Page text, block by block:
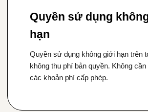
Quyền sử dụng
hạn
Quyền sử dụng không giới hạn trên
không thu phí bản quyền. Không cần
các khoản phí cấp phép.